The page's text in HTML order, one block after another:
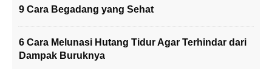
9 Cara Begadang yang Sehat
6 Cara Melunasi Hutang Tidur Agar Terhindar dari
Dampak Buruknya